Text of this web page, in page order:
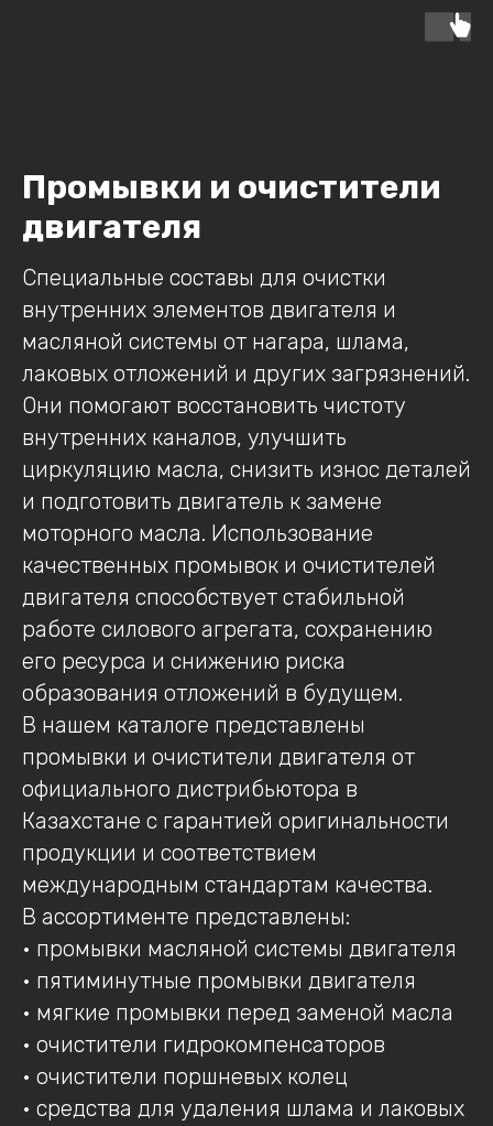
Промывки и очистители
двигателя
Специальные составы для очистки
внутренних элементов двигателя и
масляной системы от нагара, шлама,
лаковых отложений и других загрязнений.
Они помогают восстановить чистоту
внутренних каналов, улучшить
циркуляцию масла, снизить износ деталей
и подготовить двигатель к замене
моторного масла. Использование
качественных промывок и очистителей
двигателя способствует стабильной
работе силового агрегата, сохранению
его ресурса и снижению риска
образования отложений в будущем.
В нашем каталоге представлены
промывки и очистители двигателя от
официального дистрибьютора в
Казахстане с гарантией оригинальности
продукции и соответствием
международным стандартам качества.
В ассортименте представлены:
• промывки масляной системы двигателя
• пятиминутные промывки двигателя
• мягкие промывки перед заменой масла
• очистители гидрокомпенсаторов
• очистители поршневых колец
• средства для удаления шлама и лаковых